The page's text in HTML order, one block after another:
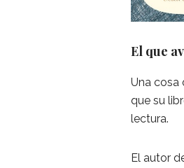
El que
Una cosa
que su
lectura.
El autor